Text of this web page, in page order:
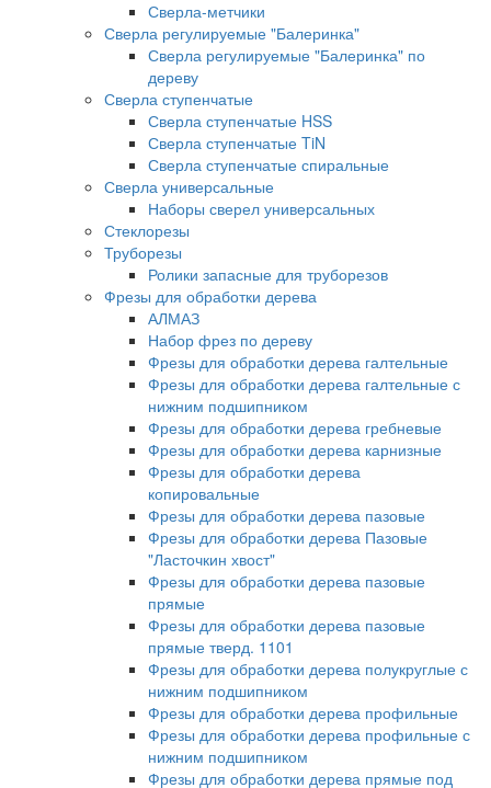
Сверла-метчики
Сверла регулируемые "Балеринка"
Сверла регулируемые "Балеринка" по
дереву
Сверла ступенчатые
Сверла ступенчатые HSS
Сверла ступенчатые TiN
Сверла ступенчатые спиральные
Сверла универсальные
Наборы сверел универсальных
Стеклорезы
Труборезы
Ролики запасные для труборезов
Фрезы для обработки дерева
АЛМАЗ
Набор фрез по дереву
Фрезы для обработки дерева галтельные
Фрезы для обработки дерева галтельные с
нижним подшипником
Фрезы для обработки дерева гребневые
Фрезы для обработки дерева карнизные
Фрезы для обработки дерева
копировальные
Фрезы для обработки дерева пазовые
Фрезы для обработки дерева Пазовые
"Ласточкин хвост"
Фрезы для обработки дерева пазовые
прямые
Фрезы для обработки дерева пазовые
прямые тверд. 1101
Фрезы для обработки дерева полукруглые с
нижним подшипником
Фрезы для обработки дерева профильные
Фрезы для обработки дерева профильные с
нижним подшипником
Фрезы для обработки дерева прямые под